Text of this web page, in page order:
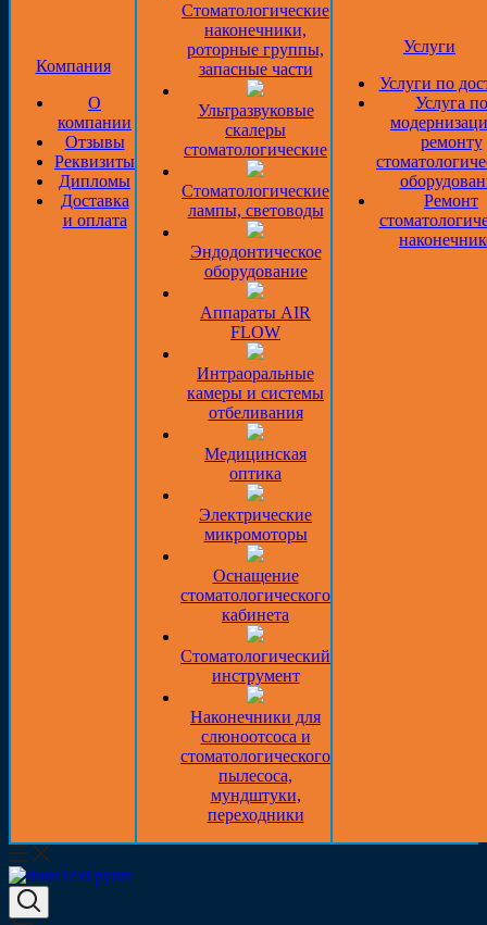
Компания
О
компании
Отзывы
Реквизиты
Дипломы
Доставка
и оплата
Стоматологические
наконечники,
роторные группы,
запасные части
Ультразвуковые
скалеры
стоматологические
Стоматологические
лампы, световоды
Эндодонтическое
оборудование
Аппараты AIR
FLOW
Интраоральные
камеры и системы
отбеливания
Медицинская
оптика
Электрические
микромоторы
Оснащение
стоматологического
кабинета
Стоматологический
инструмент
Наконечники для
слюноотсоса и
стоматологического
пылесоса,
мундштуки,
переходники
Услуги
Услуги по
Услуга по
ремонту
Ремонт